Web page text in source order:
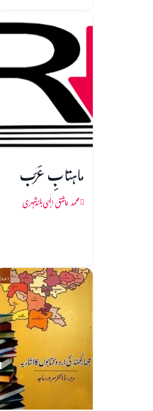
ماہتابِ عَرَب
محمد عاشق الٰہی بلندشہری